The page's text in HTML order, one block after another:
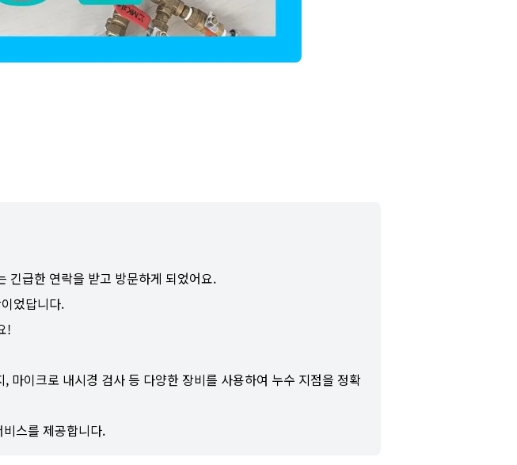
긴급한 연락을 받고 방문하게 되었어요.
었답니다.
!
마이크로 내시경 검사 등 다양한 장비를 사용하여 누수 지점을 정확
스를 제공합니다.